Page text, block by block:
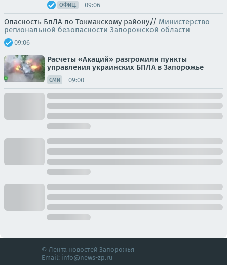
ОФИЦ. 09:06
Опасность БпЛА по Токмакскому району// Министерство
региональной безопасности Запорожской области
09:06
Расчеты «Акаций» разгромили пункты
управления украинских БПЛА в Запорожье
СМИ 09:00
© Лента новостей Запорожья
Email: info@news-zp.ru